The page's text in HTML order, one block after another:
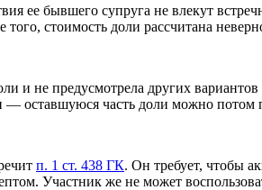
ее бывшего супруга не влекут
стоимость доли рассчитана
и не предусмотрела других
— оставшуюся часть доли можно потом
п. 1 ст. 438 ГК. Он требует, чтобы
Участник же не может